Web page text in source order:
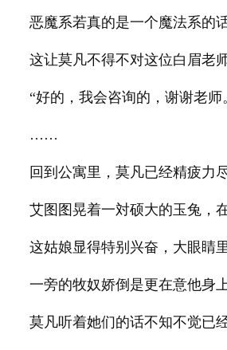
恶魔系若真的是一个魔法系的
这让莫凡不得不对这位白眉老
“好的，我会咨询的，谢谢老师
……
回到公寓里，莫凡已经精疲力尽
艾图图晃着一対硕大的玉兔，
这姑娘显得特别兴奋，大眼睛
一旁的牧奴娇倒是更在意他身
莫凡听着她们的话不知不觉已